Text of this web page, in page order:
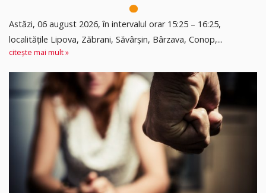
Astăzi, 06 august 2026, în intervalul orar 15:25 – 16:25,
localitățile Lipova, Zăbrani, Săvârșin, Bârzava, Conop,...
citește mai mult »